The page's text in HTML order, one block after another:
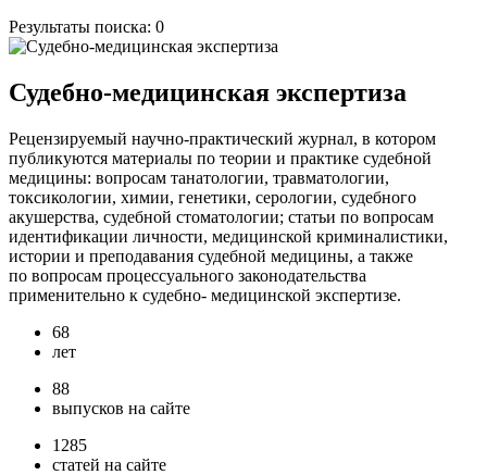
Результаты поиска: 0
Судебно-медицинская экспертиза
Рецензируемый научно-практический журнал, в котором
публикуются материалы по теории и практике судебной
медицины: вопросам танатологии, травматологии,
токсикологии, химии, генетики, серологии, судебного
акушерства, судебной стоматологии; статьи по вопросам
идентификации личности, медицинской криминалистики,
истории и преподавания судебной медицины, а также
по вопросам процессуального законодательства
применительно к судебно- медицинской экспертизе.
68
лет
88
выпусков на сайте
1285
статей на сайте